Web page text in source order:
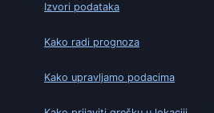
Izvori podataka
Kako radi prognoza
Kako upravljamo podacima